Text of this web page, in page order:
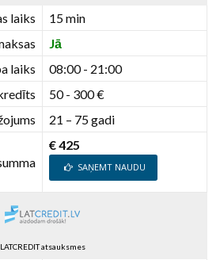
laiks
15 min
Jā
laiks
08:00 - 21:00
50 - 300 €
21 – 75 gadi
€ 425
SAŅEMT NAUDU
LATCREDIT atsauksmes